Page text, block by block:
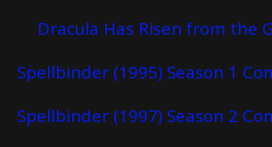
Dracula Has Risen from the
Spellbinder (1995) Season 1
Spellbinder (1997) Season 2